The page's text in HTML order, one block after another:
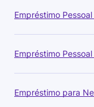
Empréstimo
Empréstimo
Empréstimo para